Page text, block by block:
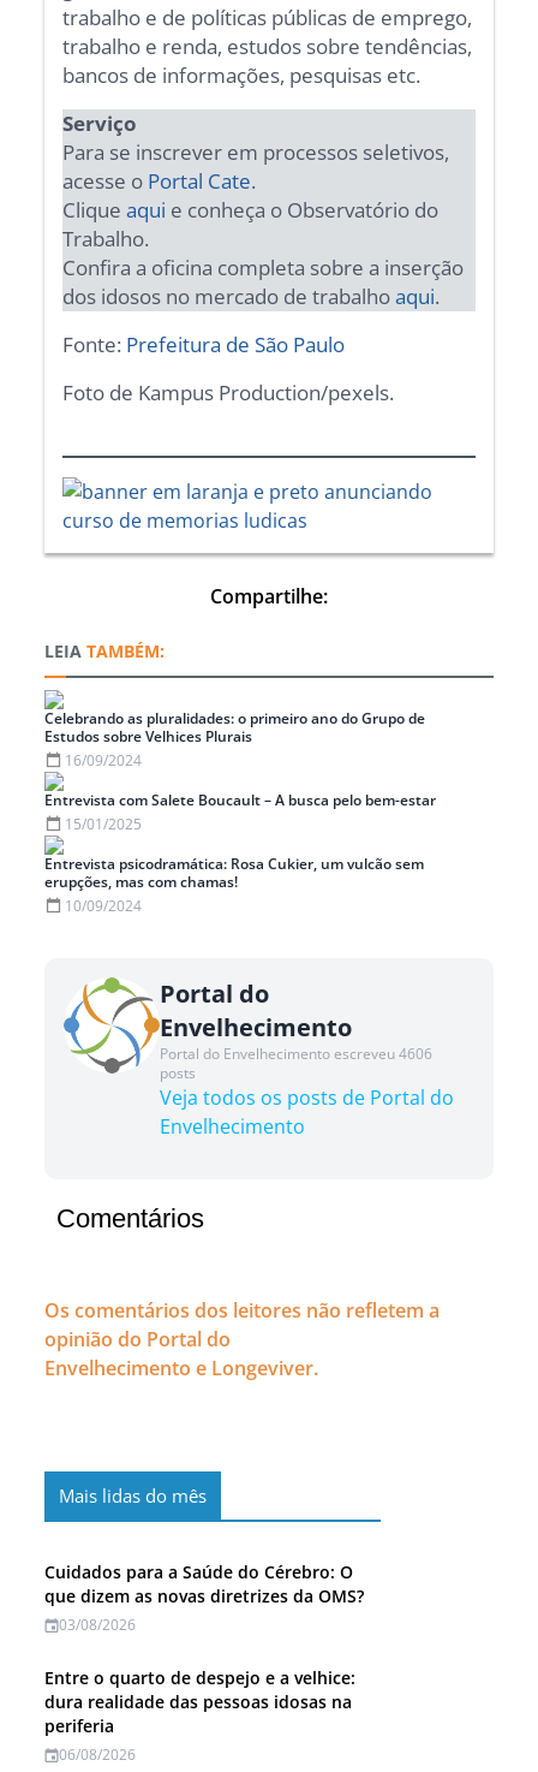
trabalho e de políticas públicas de emprego,
trabalho e renda, estudos sobre tendências,
bancos de informações, pesquisas etc.
Serviço
Para se inscrever em processos seletivos,
acesse o Portal Cate.
Cliqueaqui e conheça o Observatório do
Trabalho.
Confira a oficina completa sobre a inserção
dos idosos no mercado de trabalhoaqui.
Fonte: Prefeitura de São Paulo
Foto de Kampus Production/pexels.
Compartilhe:
TAMBÉM:
Celebrando as pluralidades: o primeiro ano do Grupo de
Estudos sobre Velhices Plurais
16/09/2024
Entrevista com Salete Boucault – A busca pelo bem-estar
15/01/2025
Entrevista psicodramática: Rosa Cukier, um vulcão sem
erupções, mas com chamas!
10/09/2024
Portal do
Envelhecimento
Portal do Envelhecimento escreveu 4606
posts
Veja todos os posts de Portal do
Envelhecimento
Comentários
Os comentários dos leitores não refletem a
opinião do Portal do
Envelhecimento e Longeviver.
Mais lidas do mês
Cuidados para a Saúde do Cérebro: O
que dizem as novas diretrizes da OMS?
03/08/2026
Entre o quarto de despejo e a velhice:
dura realidade das pessoas idosas na
periferia
06/08/2026